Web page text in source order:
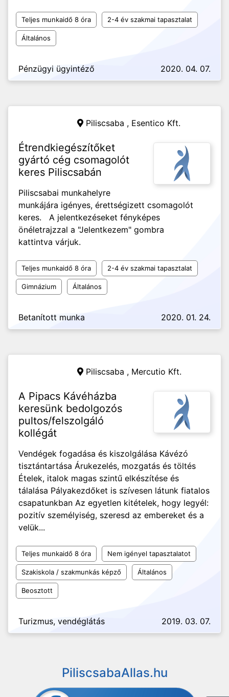
Teljes munkaidő 8 óra 2-4 év szakmai tapasztalat
Általános
Pénzügyi ügyintéző 2020. 04. 07.
Piliscsaba , Esentico Kft.
Étrendkiegészítőket
gyártó cég csomagolót
keres Piliscsabán
Piliscsabai munkahelyre
munkájára igényes, érettségizett csomagolót
keres. A jelentkezéseket fényképes
önéletrajzzal a "Jelentkezem" gombra
kattintva várjuk.
Teljes munkaidő 8 óra 2-4 év szakmai tapasztalat
Gimnázium Általános
Betanított munka 2020. 01. 24.
Piliscsaba , Mercutio Kft.
A Pipacs Kávéházba
keresünk bedolgozós
pultos/felszolgáló
kollégát
Vendégek fogadása és kiszolgálása Kávézó
tisztántartása Árukezelés, mozgatás és töltés
Ételek, italok magas szintű elkészítése és
tálalása Pályakezdőket is szívesen látunk fiatalos
csapatunkban Az egyetlen kitételek, hogy legyél:
pozitív személyiség, szeresd az embereket és a
velük...
Teljes munkaidő 8 óra Nem igényel tapasztalatot
Szakiskola / szakmunkás képző Általános
Beosztott
Turizmus, vendéglátás 2019. 03. 07.
PiliscsabaAllas.hu